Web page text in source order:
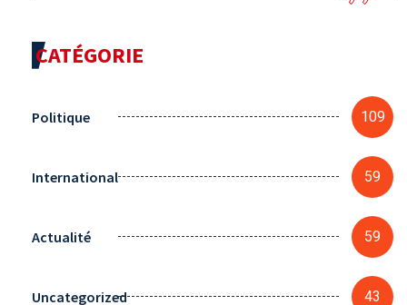
CATÉGORIE
Politique 109
International 59
Actualité 59
Uncategorized 43